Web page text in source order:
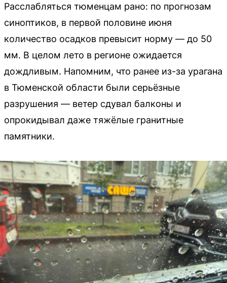
Расслабляться тюменцам рано: по прогнозам
синоптиков, в первой половине июня
количество осадков превысит норму — до 50
мм. В целом лето в регионе ожидается
дождливым. Напомним, что ранее из-за урагана
в Тюменской области были серьёзные
разрушения — ветер сдувал балконы и
опрокидывал даже тяжёлые гранитные
памятники.